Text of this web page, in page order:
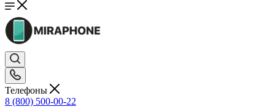
Телефоны
8 (800) 500-00-22